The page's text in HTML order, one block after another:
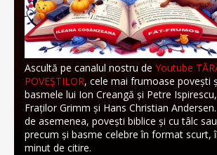
Ascultă pe canalul nostru de Youtube
POVEȘTILOR, cele mai frumoase povești
basmele lui Ion Creangă și Petre
Fraților Grimm și Hans Christian
de asemenea, povești biblice și cu tâlc
precum și basme celebre în format scurt,
minut de citire.